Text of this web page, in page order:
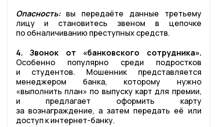
Опасность:вы передаёте данные третьему
лицу и становитесь звеном в цепочке
по обналичиванию преступных средств.
4. Звонок от «банковского сотрудника».
Особенно популярно среди подростков
и студентов. Мошенник представляется
менеджером банка, которому нужно
«выполнить план» по выпуску карт для премии,
и предлагает оформить карту
за вознаграждение, а затем передать её или
доступ к интернет-банку.